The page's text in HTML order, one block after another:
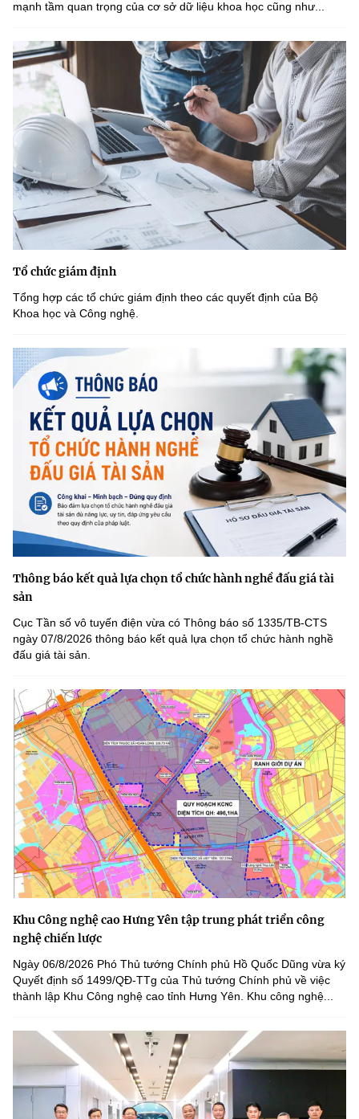
mạnh tầm quan trọng của cơ sở dữ liệu khoa học cũng như...
Tổ chức giám định
Tổng hợp các tổ chức giám định theo các quyết định của Bộ
Khoa học và Công nghệ.
Thông báo kết quả lựa chọn tổ chức hành nghề đấu giá tài
sản
Cục Tần số vô tuyến điện vừa có Thông báo số 1335/TB-CTS
ngày 07/8/2026 thông báo kết quả lựa chọn tổ chức hành nghề
đấu giá tài sản.
Khu Công nghệ cao Hưng Yên tập trung phát triển công
nghệ chiến lược
Ngày 06/8/2026 Phó Thủ tướng Chính phủ Hồ Quốc Dũng vừa ký
Quyết định số 1499/QĐ-TTg của Thủ tướng Chính phủ về việc
thành lập Khu Công nghệ cao tỉnh Hưng Yên. Khu công nghệ...